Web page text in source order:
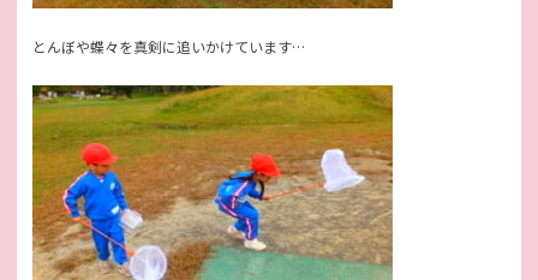
とんぼや蝶々を真剣に追いかけています…